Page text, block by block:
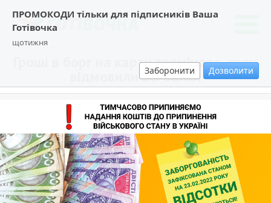
ПРОМОКОДИ тільки для підписників Ваша
Готівочка
щотижня
Заборонити Дозволити
Гроші в борг на карту терміново, коли
відмовили всі банки